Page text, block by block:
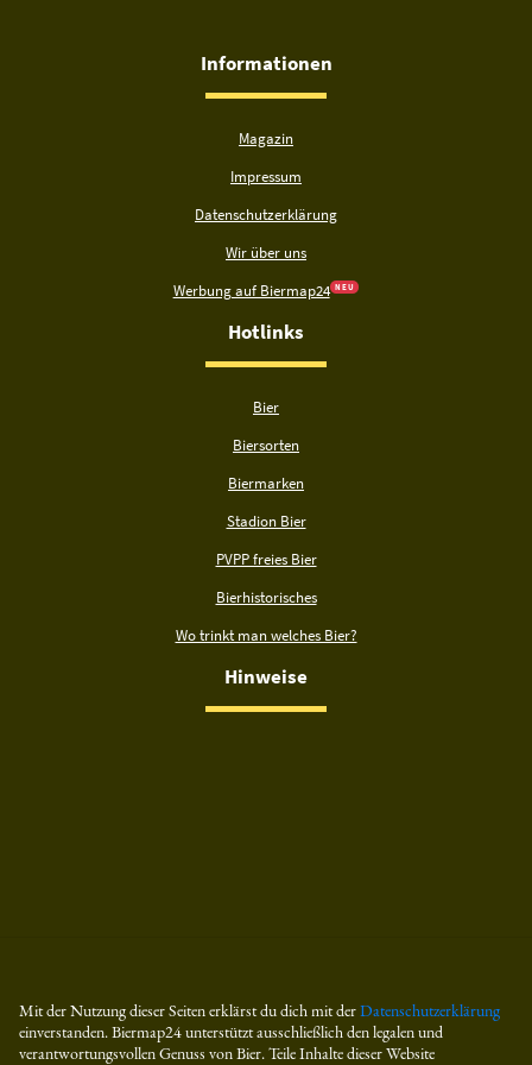
Informationen
Magazin
Impressum
Datenschutzerklärung
Wir über uns
Werbung auf Biermap24 N E U
Hotlinks
Bier
Biersorten
Biermarken
Stadion Bier
PVPP freies Bier
Bierhistorisches
Wo trinkt man welches Bier?
Hinweise
Mit der Nutzung dieser Seiten erklärst du dich mit derDatenschutzerklärung
einverstanden. Biermap24 unterstützt ausschließlich den legalen und
verantwortungsvollen Genuss von Bier. Teile Inhalte dieser Website